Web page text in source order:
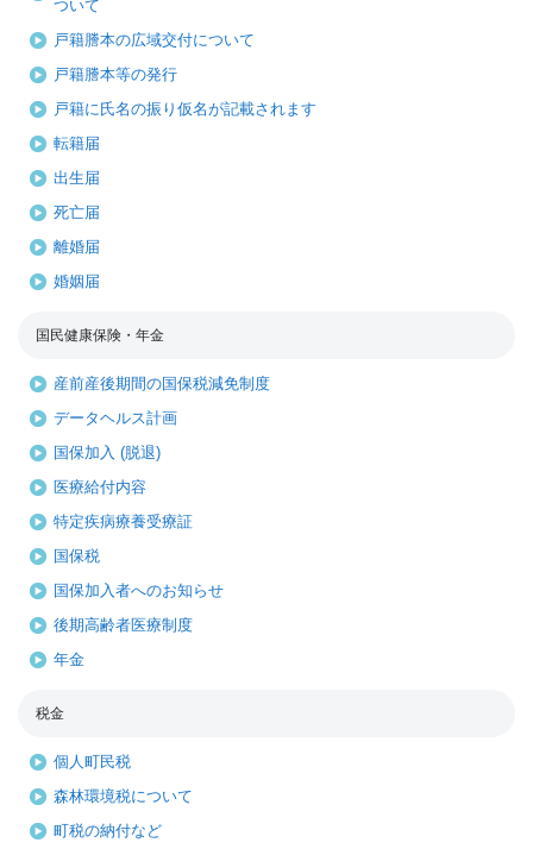
ついて
戸籍謄本の広域交付について
戸籍謄本等の発行
戸籍に氏名の振り仮名が記載されます
転籍届
出生届
死亡届
離婚届
婚姻届
国民健康保険・年金
産前産後期間の国保税減免制度
データヘルス計画
国保加入 (脱退)
医療給付内容
特定疾病療養受療証
国保税
国保加入者へのお知らせ
後期高齢者医療制度
年金
税金
個人町民税
森林環境税について
町税の納付など